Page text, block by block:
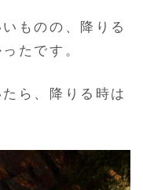
ものの、降りる
たです。
ら、降りる時は